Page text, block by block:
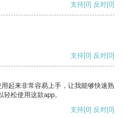
支持[0] 反对[0]
支持[0] 反对[0]
起来非常容易上手，让我能够快速熟
松使用这款app。
支持[0] 反对[0]